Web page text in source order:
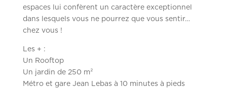
espaces lui confèrent un caractère exceptionnel
dans lesquels vous ne pourrez que vous sentir…
chez vous !
Les + :
Un Rooftop
Un jardin de 250 m²
Métro et gare Jean Lebas à 10 minutes à pieds